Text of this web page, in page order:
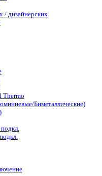
/ дизайнерских
Thermo
Биметаллические)